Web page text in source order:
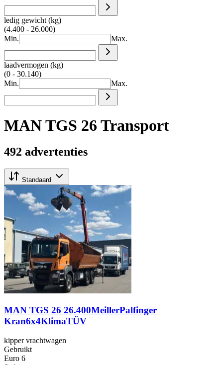
ledig gewicht (kg)
(4.400 - 26.000)
Min.
Max.
laadvermogen (kg)
(0 - 30.140)
Min.
Max.
MAN TGS 26 Transport
492 advertenties
Standaard
MAN TGS 26 26.400MeillerPalfinger
Kran6x4KlimaTÜV
kipper vrachtwagen
Gebruikt
Euro 6